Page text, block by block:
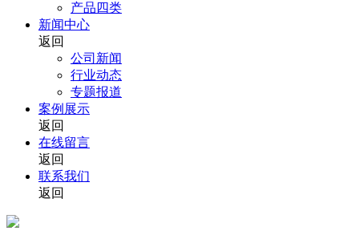
产品四类
新闻中心
返回
公司新闻
行业动态
专题报道
案例展示
返回
在线留言
返回
联系我们
返回